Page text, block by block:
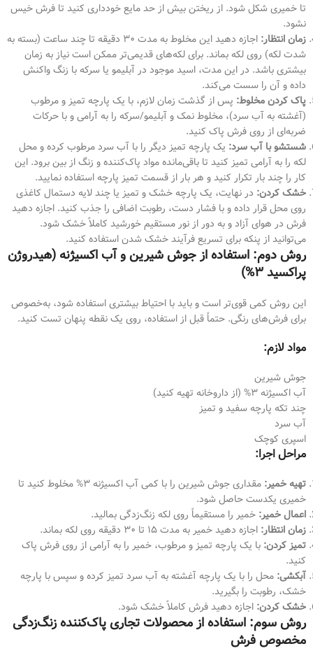
تا خمیری شکل شود. از ریختن بیش از حد مایع خودداری کنید تا فرش خیس
نشود.
زمان انتظار:
اجازه دهید این مخلوط به مدت ۳۰ دقیقه تا چند ساعت (بسته به
شدت لکه) روی لکه بماند. برای لکه‌های قدیمی‌تر ممکن است نیاز به زمان
بیشتری باشد. در این مدت، اسید موجود در آبلیمو یا سرکه با زنگ واکنش
داده و آن را سست می‌کند.
پاک کردن مخلوط: پس از گذشت زمان لازم، با یک پارچه تمیز و مرطوب
(آغشته به آب سرد)، مخلوط نمک و آبلیمو/سرکه را به آرامی و با حرکات
ضربه‌ای از روی فرش پاک کنید.
شستشو با آب سرد: یک پارچه تمیز دیگر را با آب سرد مرطوب کرده و محل
لکه را به آرامی تمیز کنید تا باقی‌مانده مواد پاک‌کننده و زنگ از بین برود. این
کار را چند بار تکرار کنید و هر بار از قسمت تمیز پارچه استفاده نمایید.
خشک کردن: در نهایت، یک پارچه خشک و تمیز یا چند لایه دستمال کاغذی
روی محل قرار داده و با فشار دست، رطوبت اضافی را جذب کنید. اجازه دهید
فرش در هوای آزاد و به دور از نور مستقیم خورشید کاملاً خشک شود.
می‌توانید از پنکه برای تسریع فرآیند خشک شدن استفاده کنید.
روش دوم: استفاده از جوش شیرین و آب اکسیژنه (هیدروژن
پراکسید ۳%)
این روش کمی قوی‌تر است و باید با احتیاط بیشتری استفاده شود، به‌خصوص
برای فرش‌های رنگی. حتماً قبل از استفاده، روی یک نقطه پنهان تست کنید.
مواد لازم:
جوش شیرین
آب اکسیژنه ۳% (از داروخانه تهیه کنید)
چند تکه پارچه سفید و تمیز
آب سرد
اسپری کوچک
مراحل اجرا:
تهیه خمیر:
مقداری جوش شیرین را با کمی آب اکسیژنه ۳% مخلوط کنید تا
خمیری یکدست حاصل شود.
اعمال خمیر: خمیر را مستقیماً روی لکه زنگ‌زدگی بمالید.
زمان انتظار: اجازه دهید خمیر به مدت ۱۵ تا ۳۰ دقیقه روی لکه بماند.
تمیز کردن: با یک پارچه تمیز و مرطوب، خمیر را به آرامی از روی فرش پاک
کنید.
آبکشی: محل را با یک پارچه آغشته به آب سرد تمیز کرده و سپس با پارچه
خشک، رطوبت را بگیرید.
خشک کردن: اجازه دهید فرش کاملاً خشک شود.
روش سوم: استفاده از محصولات تجاری پاک‌کننده زنگ‌زدگی
مخصوص فرش